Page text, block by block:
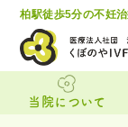
柏駅徒歩5分の不妊
当院について